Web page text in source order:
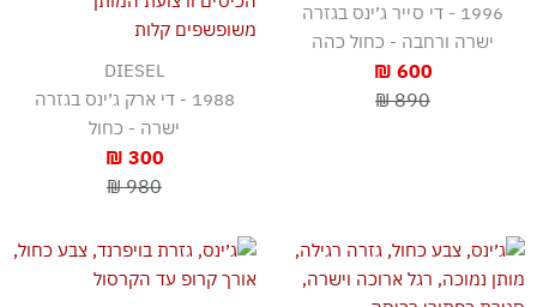
1996 - די סייר ג׳ינס בגזרה
ישרה ורחבה - כחול כהה
600 ₪
890 ₪
DIESEL
1988 - די ארק ג׳ינס בגזרה
ישרה - כחול
300 ₪
980 ₪